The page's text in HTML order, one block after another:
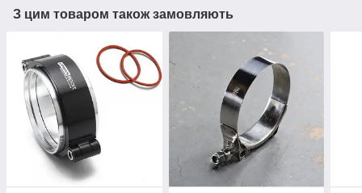
З цим товаром також замовляють